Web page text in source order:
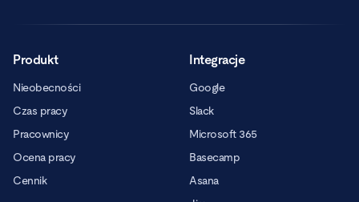
Produkt
Nieobecności
Czas pracy
Pracownicy
Ocena pracy
Cennik
Integracje
Google
Slack
Microsoft 365
Basecamp
Asana